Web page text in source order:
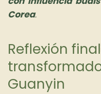
Corea.
Reflexión
Guanyin